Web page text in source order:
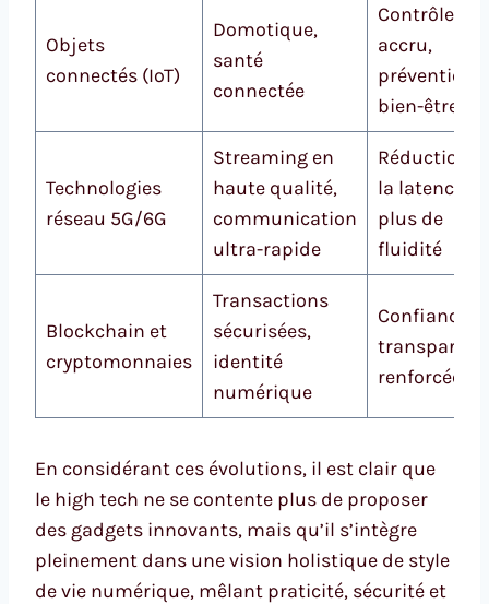
Objets
connectés (IoT)
Domotique,
santé
connectée
Contrôle
accru,
prévention
bien-être
Technologies
réseau 5G/6G
Streaming en
haute qualité,
communication
ultra-rapide
Réduction
la latence,
plus de
fluidité
Blockchain et
cryptomonnaies
Transactions
sécurisées,
identité
numérique
Confiance et
renforcées
En considérant ces évolutions, il est clair que
le high tech ne se contente plus de proposer
des gadgets innovants, mais qu’il s’intègre
pleinement dans une vision holistique de style
de vie numérique, mêlant praticité, sécurité et